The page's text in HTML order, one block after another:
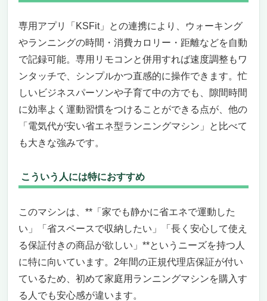
専用アプリ「KSFit」との連携により、ウォーキング
やランニングの時間・消費カロリー・距離などを自動
で記録可能。専用リモコンと併用すれば速度調整もワ
ンタッチで、シンプルかつ直感的に操作できます。忙
しいビジネスパーソンや子育て中の方でも、隙間時間
に効率よく運動習慣をつけることができる点が、他の
「電気代が安い省エネ型ランニングマシン」と比べて
も大きな強みです。
こういう人には特におすすめ
このマシンは、**「家でも静かに省エネで運動した
い」「省スペースで収納したい」「長く安心して使え
る保証付きの商品が欲しい」**というニーズを持つ人
に特に向いています。2年間の正規代理店保証が付い
ているため、初めて家庭用ランニングマシンを購入す
る人でも安心感が違います。